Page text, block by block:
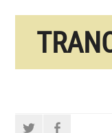
Twitter